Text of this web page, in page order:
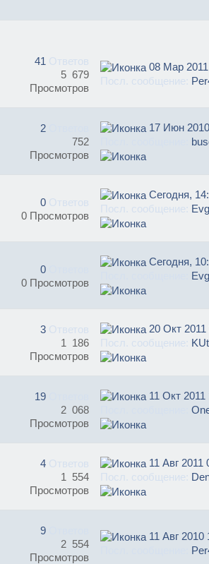
41 Ответов
5 679
Просмотров
08 Мар
Посл. сообщение:
2
752
Просмотров
17 Июн
0 Ответов
0 Просмотров
Сегодня,
Посл. сообщение:
0
0 Просмотров
Сегодня,
3 Ответов
1 186
Просмотров
20 Окт 2011
Посл. сообщение:
19
2 068
Просмотров
11 Окт 2011
Посл. сообщение:
4 Ответов
1 554
Просмотров
11 Авг 2011
Посл. сообщение:
9
2 554
Просмотров
11 Авг 2010